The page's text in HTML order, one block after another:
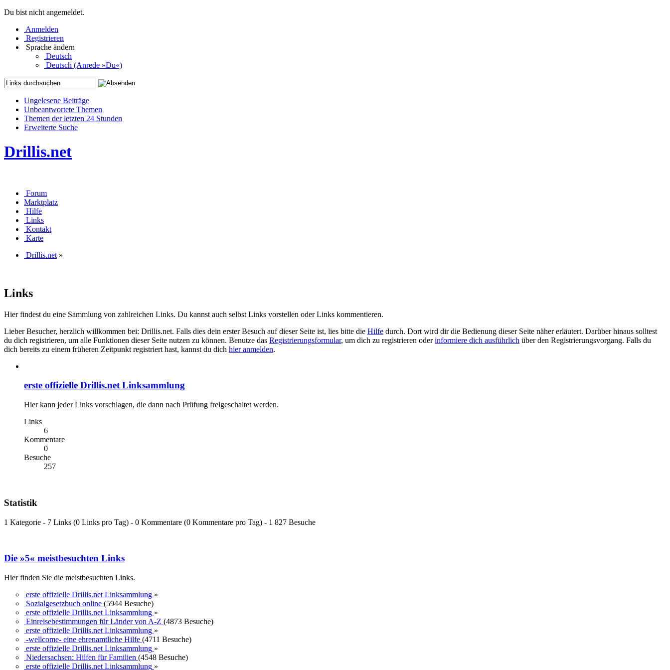
Du bist nicht angemeldet.
Anmelden
Registrieren
Sprache ändern
Deutsch
Deutsch (Anrede »Du«)
Ungelesene Beiträge
Unbeantwortete Themen
Themen der letzten 24 Stunden
Erweiterte Suche
Drillis.net
Forum
Marktplatz
Hilfe
Links
Kontakt
Karte
Drillis.net »
Links
Hier findest du eine Sammlung von zahlreichen Links. Du kannst auch selbst Links vorstellen oder Links kommentieren.
Lieber Besucher, herzlich willkommen bei: Drillis.net. Falls dies dein erster Besuch auf dieser Seite ist, lies bitte die Hilfe durch. Dort wird dir die Bedienung dieser Seite näher erläutert. Darüber hinaus solltest
du dich registrieren, um alle Funktionen dieser Seite nutzen zu können. Benutze das Registrierungsformular, um dich zu registrieren oderinformiere dich ausführlich über den Registrierungsvorgang. Falls du
dich bereits zu einem früheren Zeitpunkt registriert hast, kannst du dich hier anmelden.
erste offizielle Drillis.net Linksammlung
Hier kann jeder Links vorschlagen, die dann nach Prüfung freigeschaltet werden.
Links
6
Kommentare
0
Besuche
257
Statistik
1 Kategorie - 7 Links (0 Links pro Tag) - 0 Kommentare (0 Kommentare pro Tag) - 1 827 Besuche
Die »5« meistbesuchten Links
Hier finden Sie die meistbesuchten Links.
erste offizielle Drillis.net Linksammlung »
Sozialgesetzbuch online (5944 Besuche)
erste offizielle Drillis.net Linksammlung »
Einreisebestimmungen für Länder von A-Z (4873 Besuche)
erste offizielle Drillis.net Linksammlung »
-wellcome- eine ehrenamtliche Hilfe (4711 Besuche)
erste offizielle Drillis.net Linksammlung »
Niedersachsen: Hilfen für Familien (4548 Besuche)
erste offizielle Drillis.net Linksammlung »